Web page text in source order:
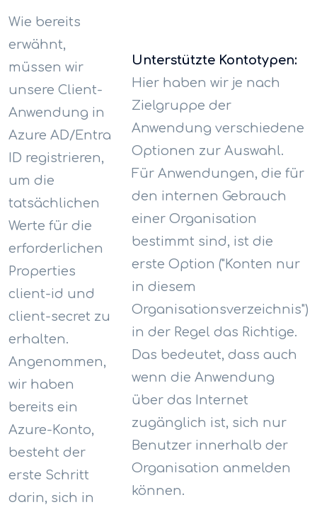
Wie bereits
erwähnt,
müssen wir
unsere Client-
Anwendung in
Azure AD/Entra
ID registrieren,
um die
tatsächlichen
Werte für die
erforderlichen
Properties
client-id und
client-secret zu
erhalten.
Angenommen,
wir haben
bereits ein
Azure-Konto,
besteht der
erste Schritt
darin, sich in
Unterstützte Kontotypen:
Hier haben wir je nach
Zielgruppe der
Anwendung verschiedene
Optionen zur Auswahl.
Für Anwendungen, die für
den internen Gebrauch
einer Organisation
bestimmt sind, ist die
erste Option ("Konten nur
in diesem
Organisationsverzeichnis")
in der Regel das Richtige.
Das bedeutet, dass auch
wenn die Anwendung
über das Internet
zugänglich ist, sich nur
Benutzer innerhalb der
Organisation anmelden
können.